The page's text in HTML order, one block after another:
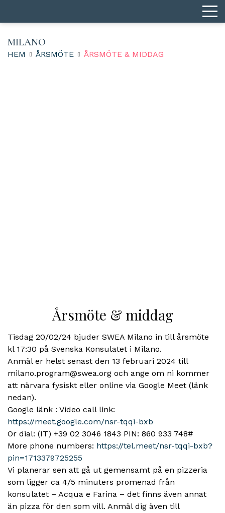
MILANO
HEM ÅRSMÖTE ÅRSMÖTE & MIDDAG
Årsmöte & middag
Tisdag 20/02/24 bjuder SWEA Milano in till årsmöte
kl 17:30 på Svenska Konsulatet i Milano.
Anmäl er helst senast den 13 februari 2024 till
milano.program@swea.org och ange om ni kommer
att närvara fysiskt eller online via Google Meet (länk
nedan).
Google länk : Video call link:
https://meet.google.com/nsr-tqqi-bxb
Or dial: ‪(IT) +39 02 3046 1843‬ PIN: ‪860 933 748‬#
More phone numbers: https://tel.meet/nsr-tqqi-bxb?
pin=1713379725255
Vi planerar sen att gå ut gemensamt på en pizzeria
som ligger ca 4/5 minuters promenad från
konsulatet – Acqua e Farina – det finns även annat
än pizza för den som vill. Anmäl dig även till